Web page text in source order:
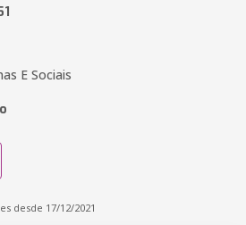
E Sociais
desde 17/12/2021